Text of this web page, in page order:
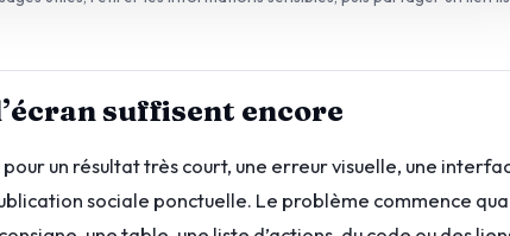
suffisent encore
un résultat très court, une erreur visuelle, une
sociale ponctuelle. Le problème commence